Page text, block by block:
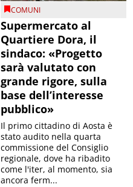
COMUNI
Supermercato al
Quartiere Dora, il
sindaco: «Progetto
sarà valutato con
grande rigore, sulla
base dell’interesse
pubblico»
Il primo cittadino di Aosta è
stato audito nella quarta
commissione del Consiglio
regionale, dove ha ribadito
come l'iter, al momento, sia
ancora ferm...